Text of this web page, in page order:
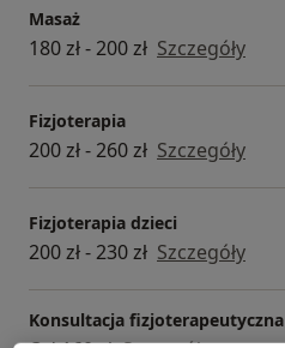
Masaż
180 zł - 200 zł Szczegóły
Fizjoterapia
200 zł - 260 zł Szczegóły
Fizjoterapia dzieci
200 zł - 230 zł Szczegóły
Konsultacja fizjoterapeutyczna